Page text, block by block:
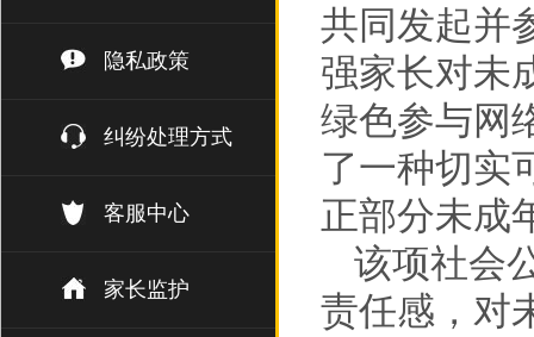
隐私政策
纠纷处理方式
客服中心
家长监护
共同发起并
强家长对未
绿色参与网
了一种切实
正部分未成
该项社会
责任感，对